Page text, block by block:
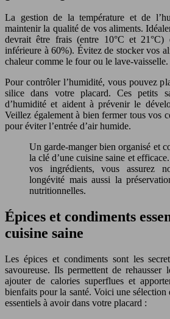
La gestion de la température et de
maintenir la qualité de vos aliments.
devrait être frais (entre 10°C et 21°C)
inférieure à 60%). Évitez de stocker vos
chaleur comme le four ou le lave-vaisselle.
Pour contrôler l’humidité, vous pouvez
silice dans votre placard. Ces petits
d’humidité et aident à prévenir le
Veillez également à bien fermer tous vos
pour éviter l’entrée d’air humide.
Un garde-manger bien organisé et correctement géré est
la clé d’une cuisine saine et
vos ingrédients, vous assurez
longévité mais aussi la
nutritionnelles.
Épices et condiments
cuisine saine
Les épices et condiments sont les
savoureuse. Ils permettent de rehausser
ajouter de calories superflues et
bienfaits pour la santé. Voici une sélection
essentiels à avoir dans votre placard :